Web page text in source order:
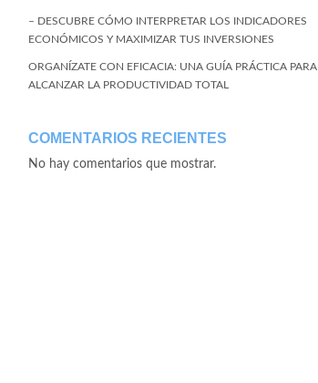
– DESCUBRE CÓMO INTERPRETAR LOS INDICADORES
ECONÓMICOS Y MAXIMIZAR TUS INVERSIONES
ORGANÍZATE CON EFICACIA: UNA GUÍA PRÁCTICA PARA
ALCANZAR LA PRODUCTIVIDAD TOTAL
COMENTARIOS RECIENTES
No hay comentarios que mostrar.